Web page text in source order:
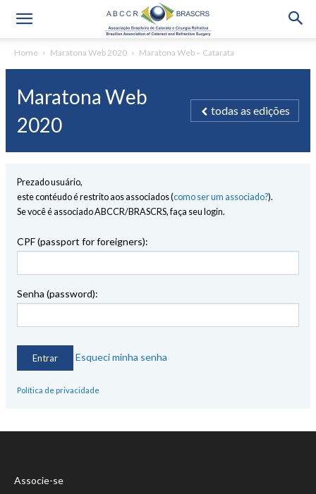
Home Maratona Web 2020 Maratona Web – Catarata
Maratona Web
2020
todas as edições
Prezado usuário,
este contéudo é restrito aos associados (como ser um associado?).
Se você é associado ABCCR/BRASCRS, faça seu login.
CPF (passport for foreigners):
Senha (password):
Esqueci minha senha
Política de privacidade
Associe-se